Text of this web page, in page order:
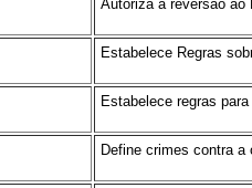
Autoriza a reversão ao
Estabelece Regras
Estabelece regras
Define crimes contra